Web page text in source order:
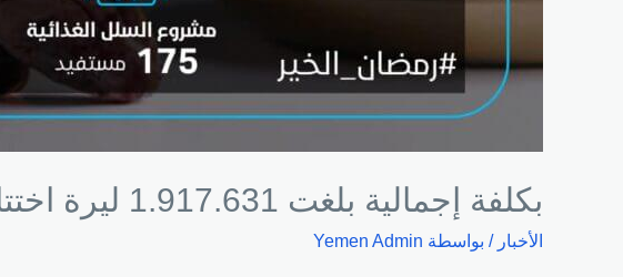
بكلفة إجمالية بلغت 1.917.631 ليرة اختتام المشاريع الرمضانية لجمعية الصداقة والتعاون اليمنية
الأخبار / بواسطة Yemen Admin